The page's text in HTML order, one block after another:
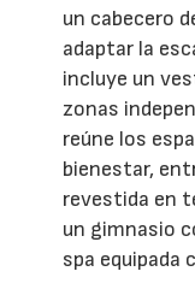
un cabecero
adaptar la
incluye un
zonas
reúne los
bienestar,
revestida en
un gimnasio
spa equipada